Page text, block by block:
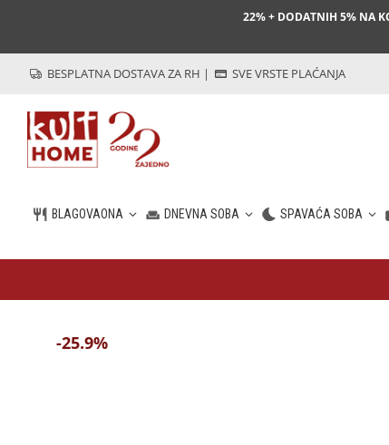
22% + DODATNIH 5% NA
BESPLATNA DOSTAVA ZA RH | SVE VRSTE PLAĆANJA
BLAGOVAONA DNEVNA SOBA SPAVAĆA SOBA
HR
-25.9%